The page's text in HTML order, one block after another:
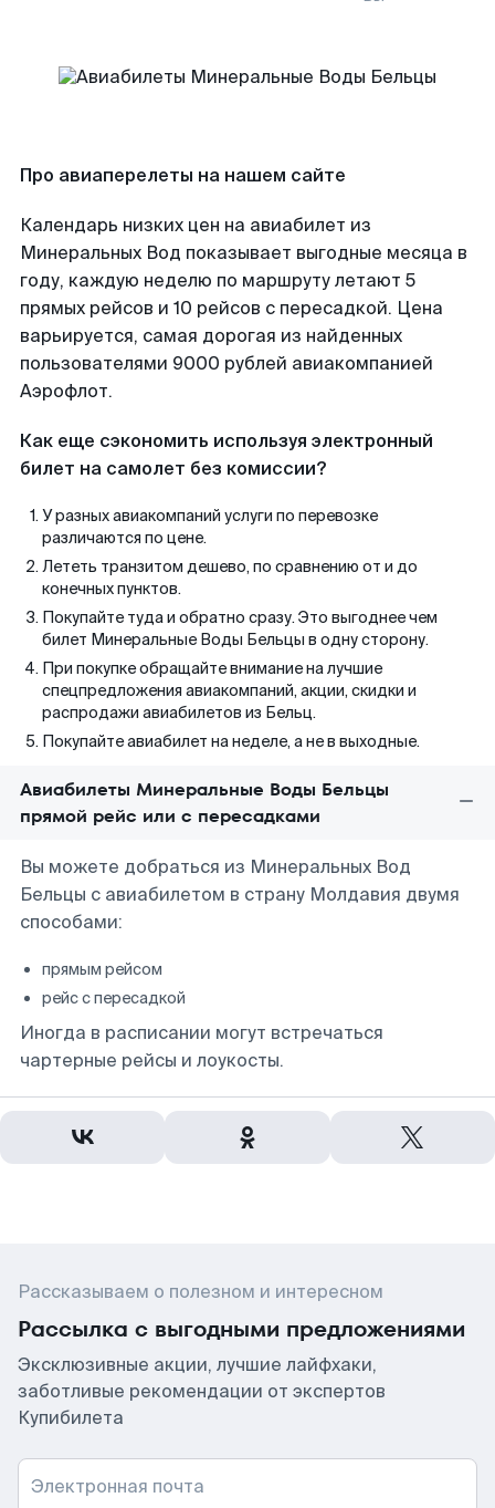
Про авиаперелеты на нашем сайте
Календарь низких цен на авиабилет из
Минеральных Вод показывает выгодные месяца в
году, каждую неделю по маршруту летают 5
прямых рейсов и 10 рейсов с пересадкой. Цена
варьируется, самая дорогая из найденных
пользователями 9000 рублей авиакомпанией
Аэрофлот.
Как еще сэкономить используя электронный
билет на самолет без комиссии?
У разных авиакомпаний услуги по перевозке
различаются по цене.
Лететь транзитом дешево, по сравнению от и до
конечных пунктов.
Покупайте туда и обратно сразу. Это выгоднее чем
билет Минеральные Воды Бельцы в одну сторону.
При покупке обращайте внимание на лучшие
спецпредложения авиакомпаний, акции, скидки и
распродажи авиабилетов из Бельц.
Покупайте авиабилет на неделе, а не в выходные.
Авиабилеты Минеральные Воды Бельцы
прямой рейс или с пересадками
Вы можете добраться из Минеральных Вод
Бельцы с авиабилетом в страну Молдавия двумя
способами:
прямым рейсом
рейс с пересадкой
Иногда в расписании могут встречаться
чартерные рейсы и лоукосты.
Рассказываем о полезном и интересном
Рассылка с выгодными предложениями
Эксклюзивные акции, лучшие лайфхаки,
заботливые рекомендации от экспертов
Купибилета
Электронная почта